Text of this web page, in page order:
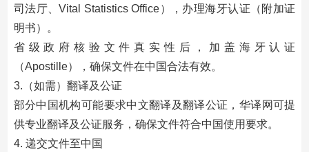
司法厅、Vital Statistics Office），办理海牙认证（附加证
明书）。
省级政府核验文件真实性后，加盖海牙认证
（Apostille），确保文件在中国合法有效。
3.（如需）翻译及公证
部分中国机构可能要求中文翻译及翻译公证，华译网可提
供专业翻译及公证服务，确保文件符合中国使用要求。
4. 递交文件至中国